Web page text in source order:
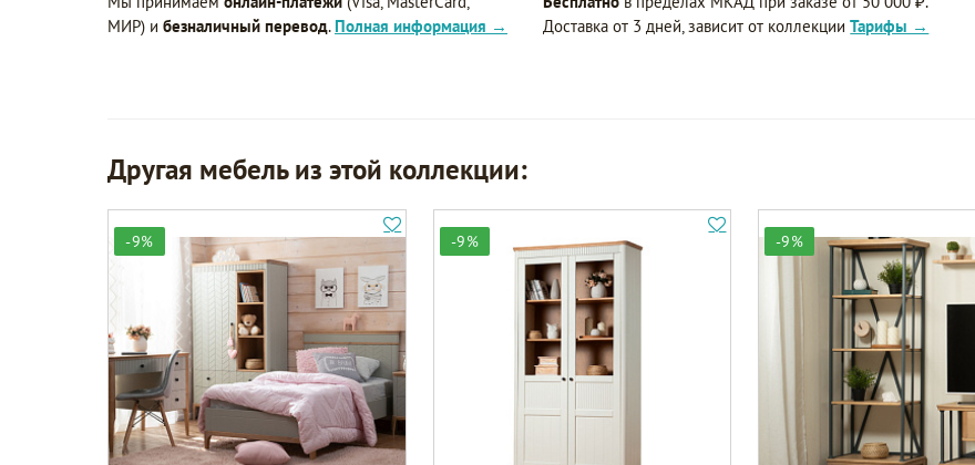
МИР) и безналичный перевод. Полная информация →
Доставка от 3 дней, зависит от коллекцииТарифы →
Другая мебель из этой коллекции:
-9% -9% -9%